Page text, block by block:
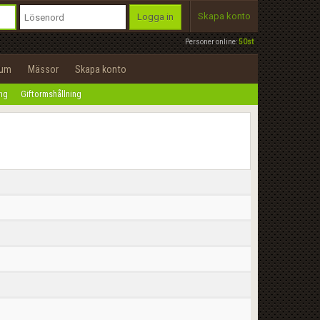
Personer online:50st
Logga in Skapa konto
Mässor Skapa konto
Giftormshållning